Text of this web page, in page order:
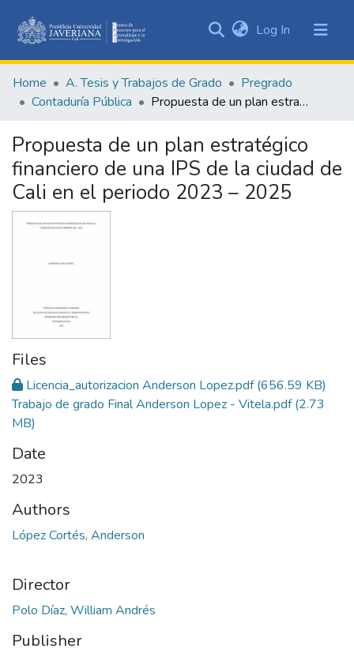
&
Collections
Statistics
Log In (current)
Home A. Tesis y Trabajos de Grado
Pregrado
Contaduría Pública
Propuesta de un plan estratégico financiero de una IPS de la ciudad de Cali en el periodo 2023 – 2025
Propuesta de un plan estratégico
financiero de una IPS de la ciudad de
Cali en el periodo 2023 – 2025
Files
Licencia_autorizacion Anderson Lopez.pdf(656.59 KB)
Trabajo de grado Final Anderson Lopez - Vitela.pdf(2.73
MB)
Date
2023
Authors
López Cortés, Anderson
Director
Polo Díaz, William Andrés
Publisher